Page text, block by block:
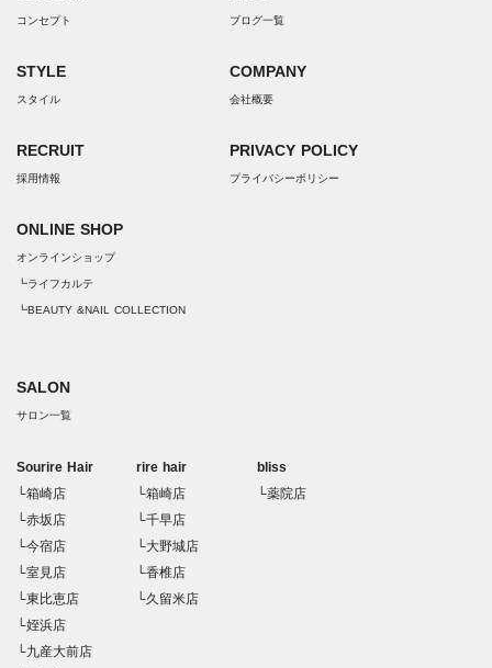
コンセプト
STYLE
スタイル
RECRUIT
採用情報
ONLINE SHOP
オンラインショップ
┗ライフカルテ
┗BEAUTY &NAIL COLLECTION
ブログ一覧
COMPANY
会社概要
PRIVACY POLICY
プライバシーポリシー
SALON
サロン一覧
Sourire Hair
└箱崎店
└赤坂店
└今宿店
└室見店
└東比恵店
└姪浜店
└九産大前店
rire hair
└箱崎店
└千早店
└大野城店
└香椎店
└久留米店
bliss
└薬院店